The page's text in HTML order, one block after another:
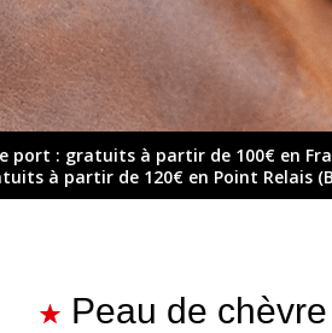
port : gratuits à partir de 100€ en
à partir de 120€ en Point Relais
Peau de